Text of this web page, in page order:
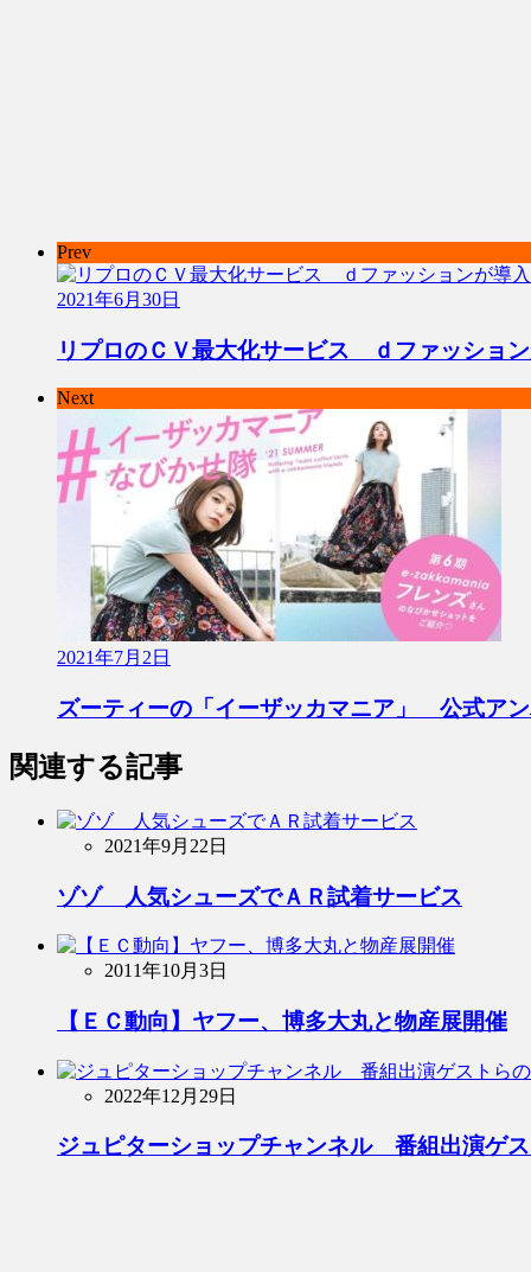
Prev
2021年6月30日
リプロのＣＶ最大化サービス ｄファッショ
Next
2021年7月2日
ズーティーの「イーザッカマニア」 公式ア
関連する記事
2021年9月22日
ゾゾ 人気シューズでＡＲ試着サービス
2011年10月3日
【ＥＣ動向】ヤフー、博多大丸と物産展開催
2022年12月29日
ジュピターショップチャンネル 番組出演ゲ